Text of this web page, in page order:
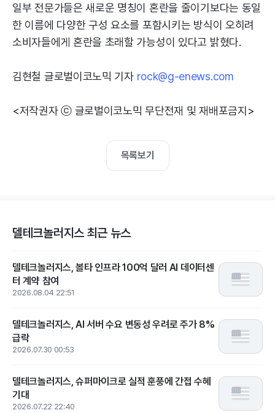
일부 전문가들은 새로운 명칭이 혼란을 줄이기보다는 동일
한 이름에 다양한 구성 요소를 포함시키는 방식이 오히려
소비자들에게 혼란을 초래할 가능성이 있다고 밝혔다.
김현철 글로벌이코노믹 기자 rock@g-enews.com
<저작권자 ⓒ 글로벌이코노믹 무단전재 및 재배포금지>
목록보기
델테크놀러지스 최근 뉴스
델테크놀러지스, 볼타 인프라 100억 달러 AI 데이터센
터 계약 참여
2026.08.04 22:51
델테크놀러지스, AI 서버 수요 변동성 우려로 주가 8%
급락
2026.07.30 00:53
델테크놀러지스, 슈퍼마이크로 실적 훈풍에 간접 수혜
기대
2026.07.22 22:40